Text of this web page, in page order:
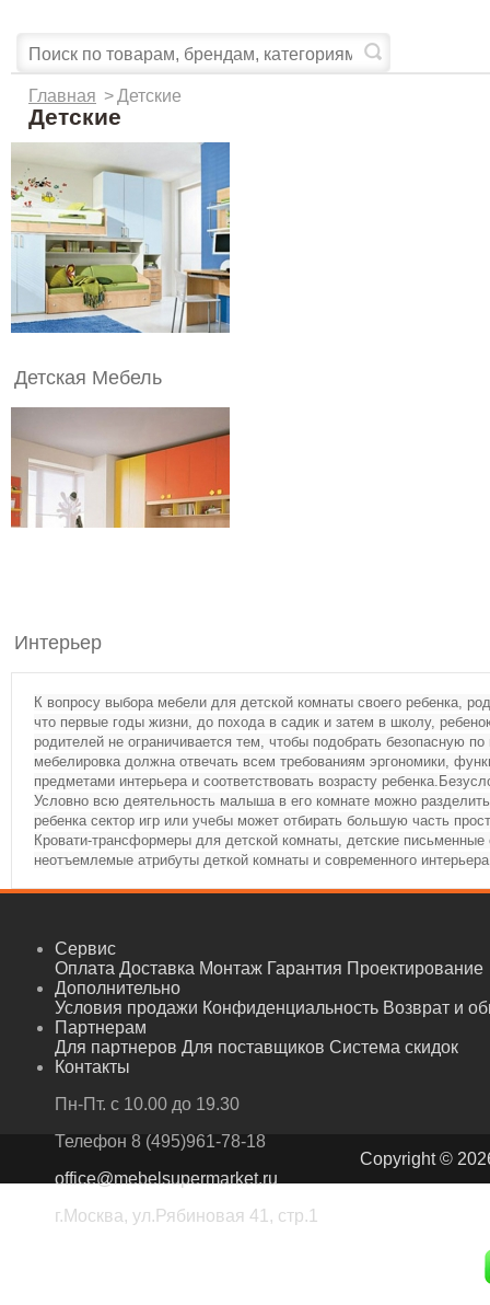
Главная > Детские
Детские
Детская Мебель
Интерьер
К вопросу выбора мебели для детской комнаты своего ребенка,
что первые годы жизни, до похода в садик и затем в школу,
родителей не ограничивается тем, чтобы подобрать безопасную
мебелировка должна отвечать всем требованиям эргономики,
предметами интерьера и соответствовать возрасту ребенка.Б
Условно всю деятельность малыша в его комнате можно
ребенка сектор игр или учебы может отбирать большую часть
Кровати-трансформеры для детской комнаты, детские
неотъемлемые атрибуты деткой комнаты и современного
Сервис
Оплата Доставка Монтаж Гарантия Проектирование
Дополнительно
Условия продажи Конфиденциальность Возврат и
Партнерам
Для партнеров Для поставщиков Система скидок
Контакты
Пн-Пт. с 10.00 до 19.30
Телефон 8 (495)961-78-18
office@mebelsupermarket.ru
г.Москва, ул.Рябиновая 41, стр.1
Copyright ©